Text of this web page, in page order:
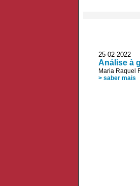
25-02-2022
Análise à
Maria Raquel
> saber mais